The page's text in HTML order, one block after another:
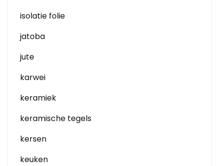
isolatie folie
jatoba
jute
karwei
keramiek
keramische tegels
kersen
keuken